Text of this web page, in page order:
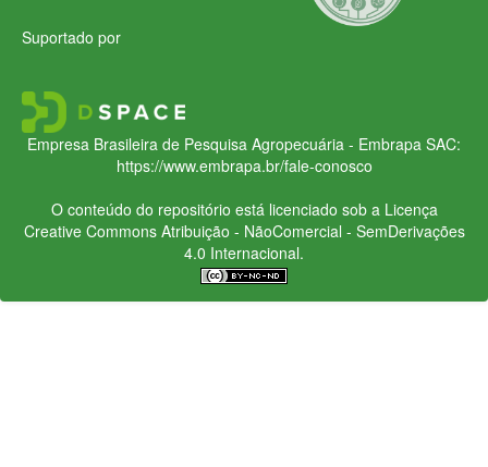
Suportado por
Empresa Brasileira de Pesquisa Agropecuária - Embrapa SAC:
https://www.embrapa.br/fale-conosco
O conteúdo do repositório está licenciado sob a Licença
Creative CommonsAtribuição - NãoComercial - SemDerivações
4.0 Internacional.